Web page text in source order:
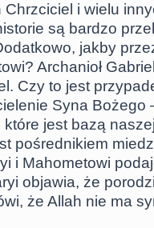
i wielu
są bardzo
jakby
Archanioł
Czy to jest
Syna
które jest bazą
pośrednikiem
i Mahometowi
objawia, że
że Allah nie ma